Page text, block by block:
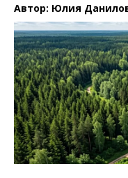
Автор: Юлия